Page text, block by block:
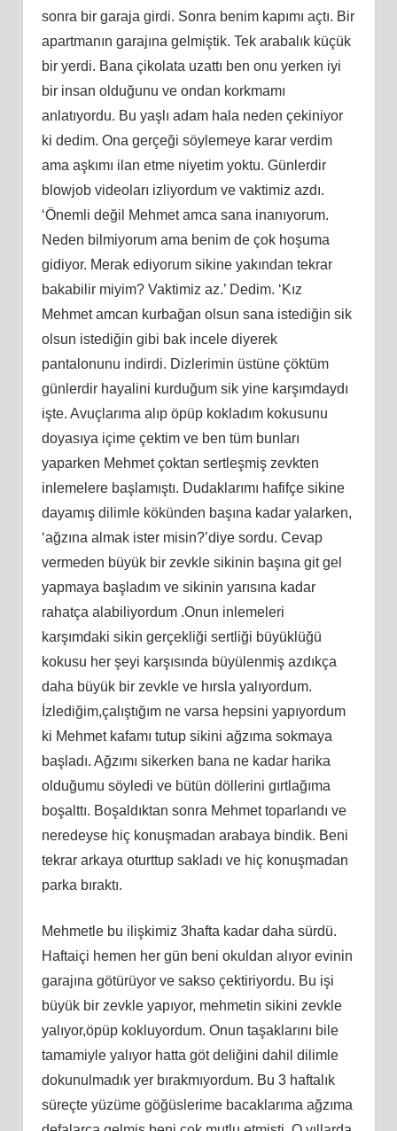
sonra bir garaja girdi. Sonra benim kapımı açtı. Bir
apartmanın garajına gelmiştik. Tek arabalık küçük
bir yerdi. Bana çikolata uzattı ben onu yerken iyi
bir insan olduğunu ve ondan korkmamı
anlatıyordu. Bu yaşlı adam hala neden çekiniyor
ki dedim. Ona gerçeği söylemeye karar verdim
ama aşkımı ilan etme niyetim yoktu. Günlerdir
blowjob videoları izliyordum ve vaktimiz azdı.
‘Önemli değil Mehmet amca sana inanıyorum.
Neden bilmiyorum ama benim de çok hoşuma
gidiyor. Merak ediyorum sikine yakından tekrar
bakabilir miyim? Vaktimiz az.’ Dedim. ‘Kız
Mehmet amcan kurbağan olsun sana istediğin sik
olsun istediğin gibi bak incele diyerek
pantalonunu indirdi. Dizlerimin üstüne çöktüm
günlerdir hayalini kurduğum sik yine karşımdaydı
işte. Avuçlarıma alıp öpüp kokladım kokusunu
doyasıya içime çektim ve ben tüm bunları
yaparken Mehmet çoktan sertleşmiş zevkten
inlemelere başlamıştı. Dudaklarımı hafifçe sikine
dayamış dilimle kökünden başına kadar yalarken,
‘ağzına almak ister misin?’diye sordu. Cevap
vermeden büyük bir zevkle sikinin başına git gel
yapmaya başladım ve sikinin yarısına kadar
rahatça alabiliyordum .Onun inlemeleri
karşımdaki sikin gerçekliği sertliği büyüklüğü
kokusu her şeyi karşısında büyülenmiş azdıkça
daha büyük bir zevkle ve hırsla yalıyordum.
İzlediğim,çalıştığım ne varsa hepsini yapıyordum
ki Mehmet kafamı tutup sikini ağzıma sokmaya
başladı. Ağzımı sikerken bana ne kadar harika
olduğumu söyledi ve bütün döllerini gırtlağıma
boşalttı. Boşaldıktan sonra Mehmet toparlandı ve
neredeyse hiç konuşmadan arabaya bindik. Beni
tekrar arkaya oturttup sakladı ve hiç konuşmadan
parka bıraktı.
Mehmetle bu ilişkimiz 3hafta kadar daha sürdü.
Haftaiçi hemen her gün beni okuldan alıyor evinin
garajına götürüyor ve sakso çektiriyordu. Bu işi
büyük bir zevkle yapıyor, mehmetin sikini zevkle
yalıyor,öpüp kokluyordum. Onun taşaklarını bile
tamamiyle yalıyor hatta göt deliğini dahil dilimle
dokunulmadık yer bırakmıyordum. Bu 3 haftalık
süreçte yüzüme göğüslerime bacaklarıma ağzıma